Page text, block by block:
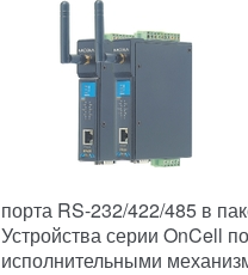
порта RS-232/422/485 в
Устройства серии OnCell
исполнительными